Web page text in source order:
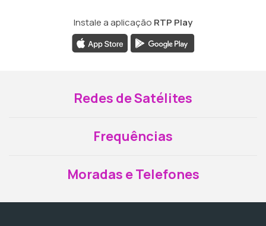
Instale a aplicação RTP Play
Redes de Satélites
Frequências
Moradas e Telefones